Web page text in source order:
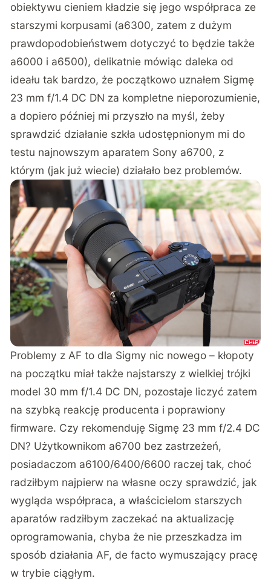
obiektywu cieniem kładzie się jego współpraca ze
starszymi korpusami (a6300, zatem z dużym
prawdopodobieństwem dotyczyć to będzie także
a6000 i a6500), delikatnie mówiąc daleka od
ideału tak bardzo, że początkowo uznałem Sigmę
23 mm f/1.4 DC DN za kompletne nieporozumienie,
a dopiero później mi przyszło na myśl, żeby
sprawdzić działanie szkła udostępnionym mi do
testu najnowszym aparatem Sony a6700, z
którym (jak już wiecie) działało bez problemów.
Problemy z AF to dla Sigmy nic nowego – kłopoty
na początku miał także najstarszy z wielkiej trójki
model 30 mm f/1.4 DC DN, pozostaje liczyć zatem
na szybką reakcję producenta i poprawiony
firmware. Czy rekomenduję Sigmę 23 mm f/2.4 DC
DN? Użytkownikom a6700 bez zastrzeżeń,
posiadaczom a6100/6400/6600 raczej tak, choć
radziłbym najpierw na własne oczy sprawdzić, jak
wygląda współpraca, a właścicielom starszych
aparatów radziłbym zaczekać na aktualizację
oprogramowania, chyba że nie przeszkadza im
sposób działania AF, de facto wymuszający pracę
w trybie ciągłym.